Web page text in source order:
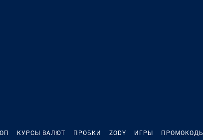
КУРСЫ ВАЛЮТ ПРОБКИ ZODY ИГРЫ ПРОМОКОДЫ